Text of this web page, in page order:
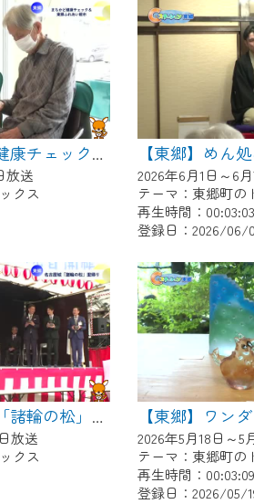
【東郷】まちかど健康チェック＆東郷ふれあい朝市
放送
クス
2026年6月1日～6
テーマ：東郷町の
再生時間：00:03:03
登録日：2026/06/
【東郷】名古屋城「諸輪の松」里帰り
放送
クス
2026年5月18日～5
テーマ：東郷町の
再生時間：00:03:09
登録日：2026/05/